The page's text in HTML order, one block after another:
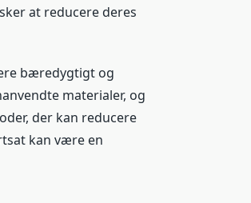
at reducere deres
bæredygtigt og
materialer, og
der kan reducere
kan være en